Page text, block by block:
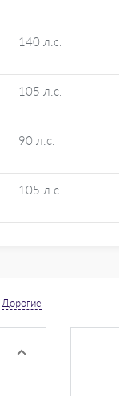
140 л.с.
105 л.с.
90 л.с.
105 л.с.
Дорогие